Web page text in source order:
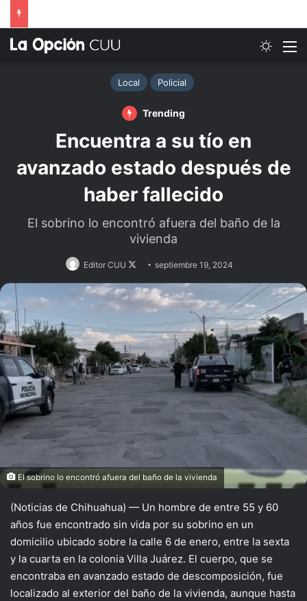
Local Policial
Trending
Encuentra a su tío en
avanzado estado después de
haber fallecido
El sobrino lo encontró afuera del baño de la
vivienda
Editor CUU
Follow
on
X
septiembre 19, 2024
El sobrino lo encontró afuera del baño de la vivienda
(Noticias de Chihuahua) — Un hombre de entre 55 y 60
años fue encontrado sin vida por su sobrino en un
domicilio ubicado sobre la calle 6 de enero, entre la sexta
y la cuarta en la colonia Villa Juárez. El cuerpo, que se
encontraba en avanzado estado de descomposición, fue
localizado al exterior del baño de la vivienda, aunque hasta